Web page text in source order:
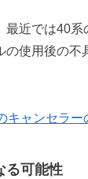
最近では40系
の使用後の不
キャンセラー
る可能性